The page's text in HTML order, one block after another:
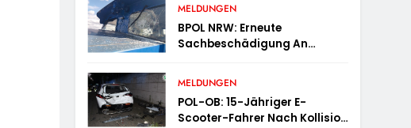
MELDUNGEN
BPOL NRW: Erneute
Sachbeschädigung An
MELDUNGEN
POL-OB: 15-Jähriger E-
Scooter-Fahrer Nach Kollision